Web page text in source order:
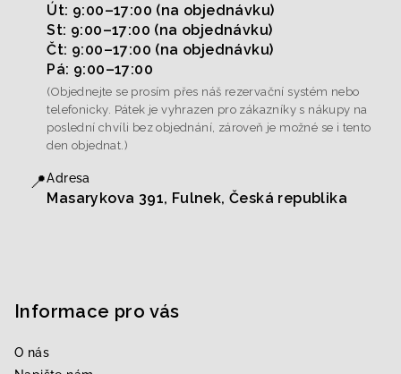
Út: 9:00–17:00 (na objednávku)
St: 9:00–17:00 (na objednávku)
Čt: 9:00–17:00 (na objednávku)
Pá: 9:00–17:00
(Objednejte se prosím přes náš rezervační systém nebo
telefonicky. Pátek je vyhrazen pro zákazníky s nákupy na
poslední chvíli bez objednání, zároveň je možné se i tento
den objednat.)
📍Adresa
Masarykova 391, Fulnek, Česká republika
Informace pro vás
O nás